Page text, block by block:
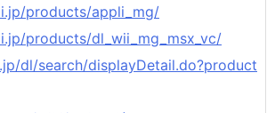
products/appli_mg/
products/dl_wii_mg_msx_vc/
dl/search/displayDetail.do?product